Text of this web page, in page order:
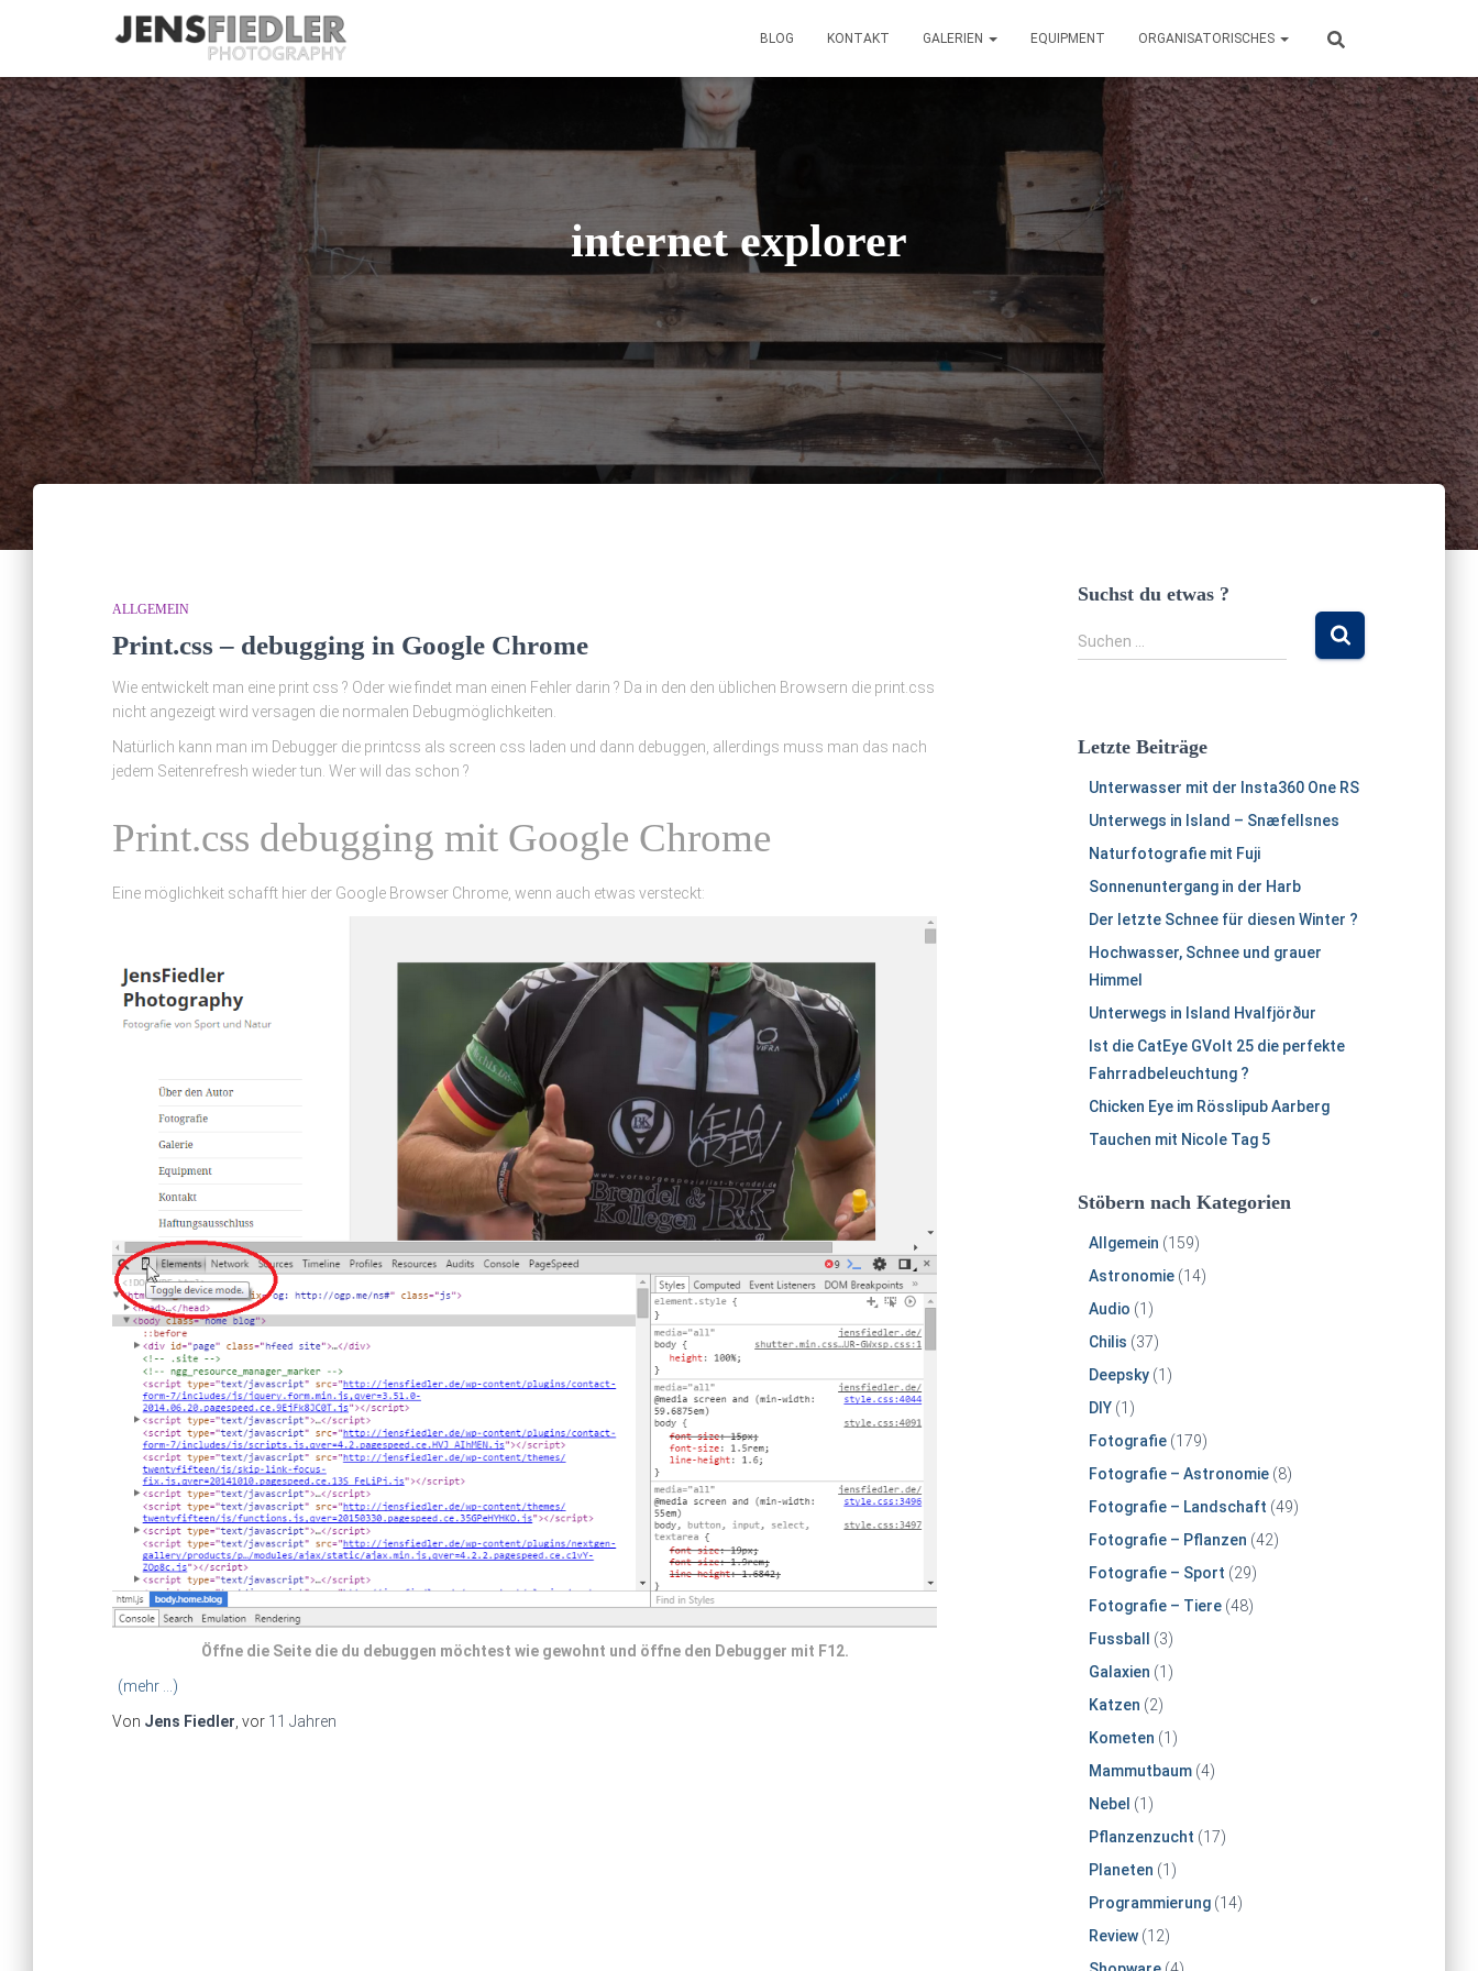
BLOG KONTAKT GALERIEN EQUIPMENT ORGANISATORISCHES
internet explorer
ALLGEMEIN
Print.css – debugging in Google Chrome
Wie entwickelt man eine print css ? Oder wie findet man einen Fehler darin ? Da in den den üblichen Browsern die print.css
nicht angezeigt wird versagen die normalen Debugmöglichkeiten.
Natürlich kann man im Debugger die printcss als screen css laden und dann debuggen, allerdings muss man das nach
jedem Seitenrefresh wieder tun. Wer will das schon ?
Print.css debugging mit Google Chrome
Eine möglichkeit schafft hier der Google Browser Chrome, wenn auch etwas versteckt:
Öffne die Seite die du debuggen möchtest wie gewohnt und öffne den Debugger mit F12.
(mehr …)
Von Jens Fiedler , vor 11 Jahren
Suchst du etwas ?
S
u
n
Suchen …
Letzte Beiträge
Unterwasser mit der Insta360 One RS
Unterwegs in Island – Snæfellsnes
Naturfotografie mit Fuji
Sonnenuntergang in der Harb
Der letzte Schnee für diesen Winter ?
Hochwasser, Schnee und grauer
Himmel
Unterwegs in Island Hvalfjörður
Ist die CatEye GVolt 25 die perfekte
Fahrradbeleuchtung ?
Chicken Eye im Rösslipub Aarberg
Tauchen mit Nicole Tag 5
Stöbern nach Kategorien
Allgemein (159)
Astronomie(14)
Audio (1)
Chilis (37)
Deepsky(1)
DIY(1)
Fotografie(179)
Fotografie – Astronomie(8)
Fotografie – Landschaft (49)
Fotografie – Pflanzen (42)
Fotografie – Sport (29)
Fotografie – Tiere(48)
Fussball
(3)
Galaxien (1)
Katzen (2)
Kometen (1)
Mammutbaum(4)
Nebel (1)
Pflanzenzucht (17)
Planeten (1)
Programmierung(14)
Review(12)